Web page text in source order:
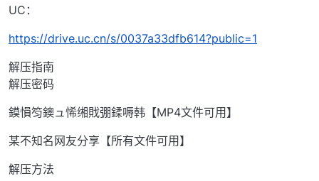
UC：
https://drive.uc.cn/s/0037a33dfb614?public=1
解压指南
解压密码
鏌愪笉鐭ュ悕缃戝弸鍒嗕韩【MP4文件可用】
某不知名网友分享【所有文件可用】
解压方法